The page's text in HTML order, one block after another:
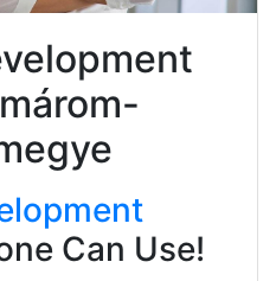
Can Use!